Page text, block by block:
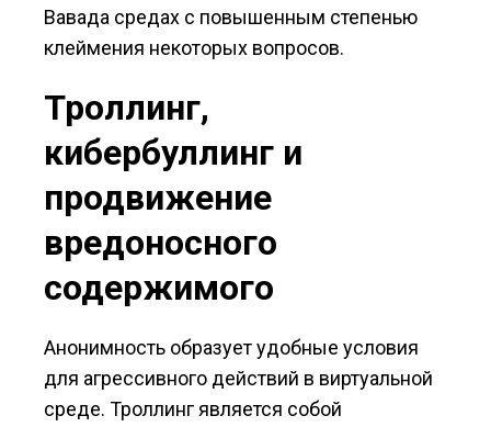
Вавада средах с повышенным степенью
клеймения некоторых вопросов.
Троллинг,
кибербуллинг и
продвижение
вредоносного
содержимого
Анонимность образует удобные условия
для агрессивного действий в виртуальной
среде. Троллинг является собой